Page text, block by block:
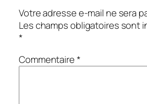
Votre adresse e-mail ne sera
Les champs obligatoires sont
*
Commentaire*